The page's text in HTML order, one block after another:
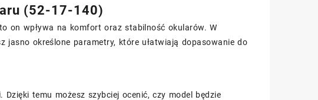
(52-17-140)
on wpływa na komfort oraz stabilność okularów. W
jasno określone parametry, które ułatwiają dopasowanie do
temu możesz szybciej ocenić, czy model będzie